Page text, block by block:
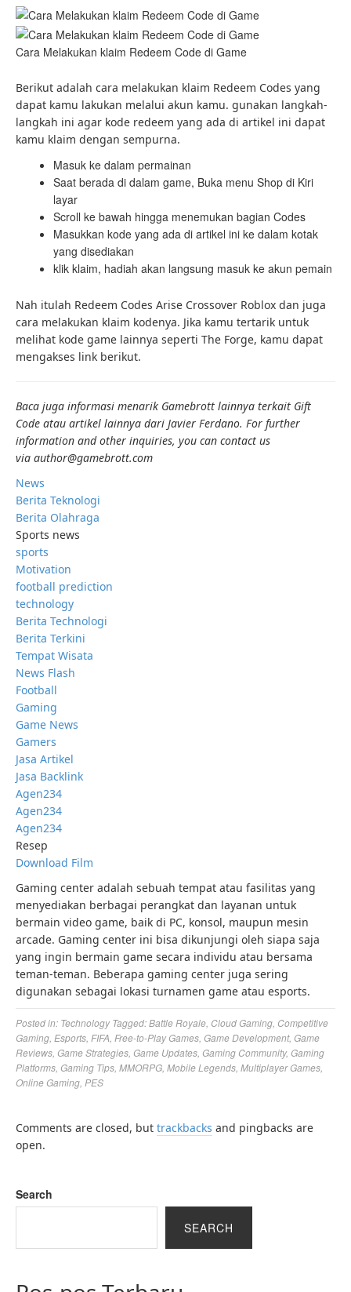
Cara Melakukan klaim Redeem Code di Game
Berikut adalah cara melakukan klaim Redeem Codes yang
dapat kamu lakukan melalui akun kamu. gunakan langkah-
langkah ini agar kode redeem yang ada di artikel ini dapat
kamu klaim dengan sempurna.
Masuk ke dalam permainan
Saat berada di dalam game, Buka menu Shop di Kiri
layar
Scroll ke bawah hingga menemukan bagian Codes
Masukkan kode yang ada di artikel ini ke dalam kotak
yang disediakan
klik klaim, hadiah akan langsung masuk ke akun pemain
Nah itulah Redeem Codes Arise Crossover Roblox dan juga
cara melakukan klaim kodenya. Jika kamu tertarik untuk
melihat kode game lainnya seperti The Forge, kamu dapat
mengakses link berikut.
Baca juga informasi menarik Gamebrott lainnya terkait Gift
Code atau artikel lainnya dari Javier Ferdano. For further
information and other inquiries, you can contact us
via author@gamebrott.com
News
Berita Teknologi
Berita Olahraga
Sports news
sports
Motivation
football prediction
technology
Berita Technologi
Berita Terkini
Tempat Wisata
News Flash
Football
Gaming
Game News
Gamers
Jasa Artikel
Jasa Backlink
Agen234
Agen234
Agen234
Resep
Download Film
Gaming center adalah sebuah tempat atau fasilitas yang
menyediakan berbagai perangkat dan layanan untuk
bermain video game, baik di PC, konsol, maupun mesin
arcade. Gaming center ini bisa dikunjungi oleh siapa saja
yang ingin bermain game secara individu atau bersama
teman-teman. Beberapa gaming center juga sering
digunakan sebagai lokasi turnamen game atau esports.
Posted in: Technology Tagged:Battle Royale Cloud Gaming Competitive
Gaming Esports FIFA Free-to-Play Games Game Development, Game
Reviews Game Strategies Game Updates Gaming Community, Gaming
Platforms Gaming Tips MMORPG Mobile Legends Multiplayer Games
Online Gaming PES
Comments are closed, but trackbacks and pingbacks are
open.
Search
SEARCH